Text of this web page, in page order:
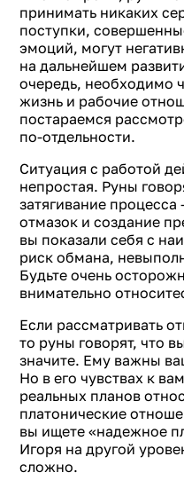
принимать никаких
поступки,
эмоций, могут
на дальнейшем
очередь, необходимо
жизнь и рабочие
постараемся
по-отдельности.
Ситуация с работой
непростая. Руны
затягивание
отмазок и создание
вы показали себя с
риск обмана,
Будьте очень
внимательно
Если рассматривать
то руны говорят, что
значите. Ему важны
Но в его чувствах к
реальных планов
платонические
вы ищете «надежное
Игоря на другой
сложно.